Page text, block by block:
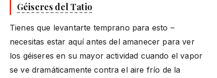
Géiseres del Tatio
Tienes que levantarte temprano para esto –
necesitas estar aquí antes del amanecer para ver
los géiseres en su mayor actividad cuando el vapor
se ve dramáticamente contra el aire frío de la